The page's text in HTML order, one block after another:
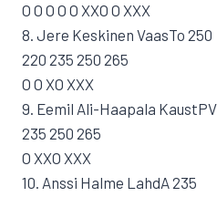
O O O O O XXO O XXX
8. Jere Keskinen VaasTo 250
220 235 250 265
O O XO XXX
9. Eemil Ali-Haapala
235 250 265
O XXO XXX
10. Anssi Halme LahdA 235